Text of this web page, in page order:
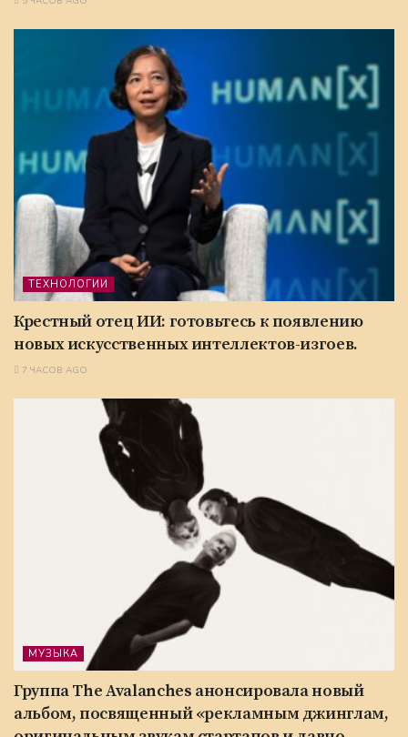
ТЕХНОЛОГИИ
Крестный отец ИИ: готовьтесь к появлению
новых искусственных интеллектов-изгоев.
7 ЧАСОВ AGO
МУЗЫКА
Группа The Avalanches анонсировала новый
альбом, посвященный «рекламным джинглам,